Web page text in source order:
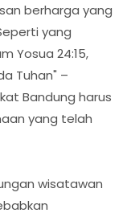
berharga yang
yang
Yosua 24:15,
Tuhan" –
Bandung harus
yang telah
wisatawan